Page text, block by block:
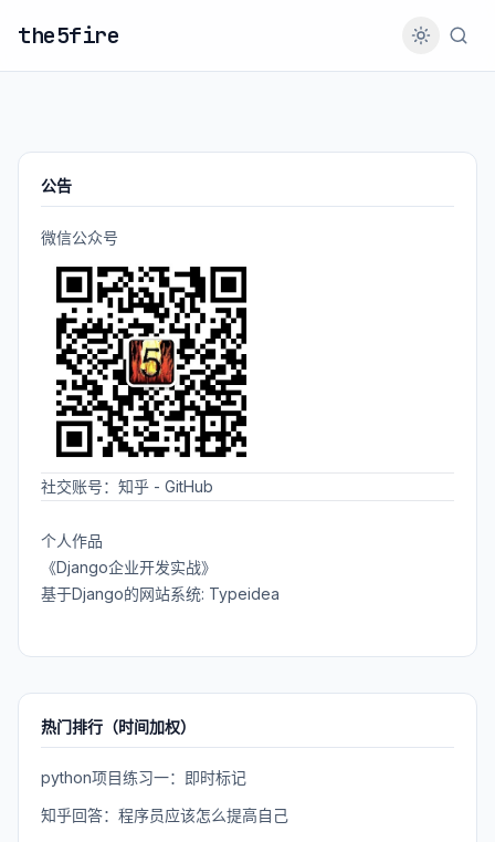
the5fire
公告
微信公众号
社交账号： 知乎 - GitHub
个人作品
《Django企业开发实战》
基于Django的网站系统: Typeidea
热门排行（时间加权）
python项目练习一：即时标记
知乎回答：程序员应该怎么提高自己